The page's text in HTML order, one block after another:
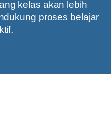
kelas akan lebih
proses belajar